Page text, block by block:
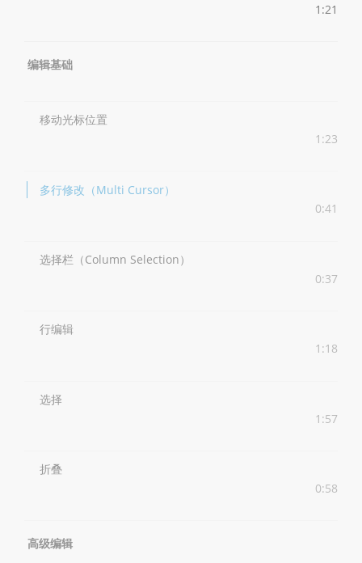
1:21
编辑基础
移动光标位置
1:23
多行修改（Multi Cursor）
0:41
选择栏（Column Selection）
0:37
行编辑
1:18
选择
1:57
折叠
0:58
高级编辑